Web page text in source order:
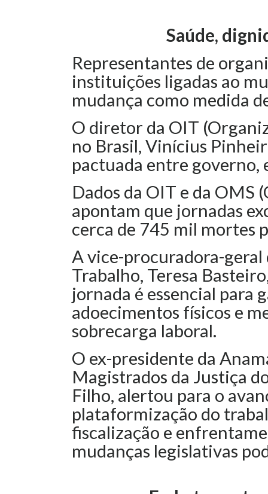
Saúde,
Representantes de
instituições ligadas ao
mudança como medida
O diretor da OIT
no Brasil, Vinícius
pactuada entre governo,
Dados da OIT e da OMS
apontam que jornadas
cerca de 745 mil mortes
A vice-procuradora-
Trabalho, Teresa
jornada é essencial para
adoecimentos físicos e
sobrecarga laboral.
O ex-presidente da
Magistrados da Justiça
Filho, alertou para o
plataformização do
fiscalização e
mudanças legislativas